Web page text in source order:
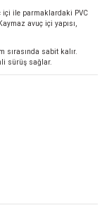
içi ile parmaklardaki PVC
avuç içi yapısı,
sırasında sabit kalır.
sürüş sağlar.